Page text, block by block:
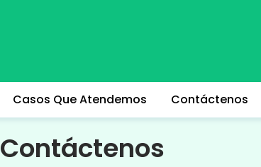
Casos Que Atendemos Contáctenos
Contáctenos